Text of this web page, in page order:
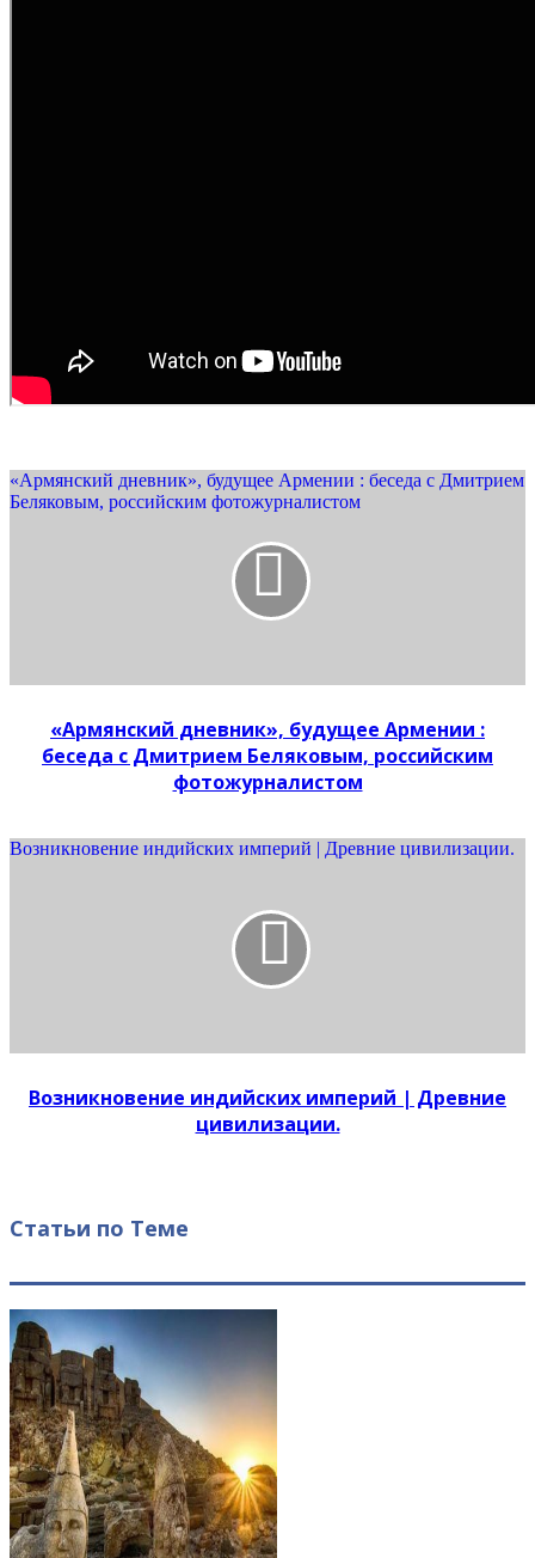
«Армянский дневник», будущее Армении : беседа с Дмитрием
Беляковым, российским фотожурналистом
«Армянский дневник», будущее Армении :
беседа с Дмитрием Беляковым, российским
фотожурналистом
Возникновение индийских империй | Древние цивилизации.
Возникновение индийских империй | Древние
цивилизации.
Статьи по Теме